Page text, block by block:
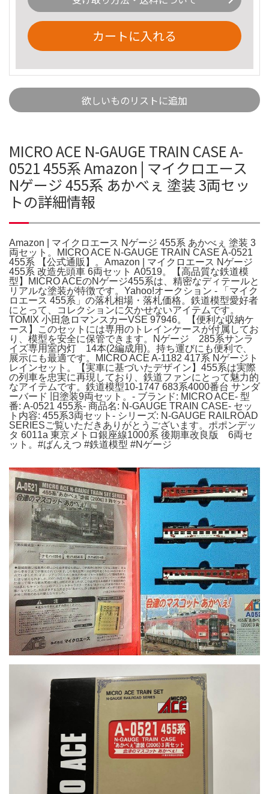
カートに入れる
欲しいものリストに追加
MICRO ACE N-GAUGE TRAIN CASE A-
0521 455系 Amazon | マイクロエース
Nゲージ 455系 あかべぇ 塗装 3両セッ
トの詳細情報
Amazon | マイクロエース Nゲージ 455系 あかべぇ 塗装 3
両セット。MICRO ACE N-GAUGE TRAIN CASE A-0521
455系 【公式通販】。Amazon | マイクロエース Nゲージ
455系 改造先頭車 6両セット A0519。【高品質な鉄道模
型】MICRO ACEのNゲージ455系は、精密なディテールと
リアルな塗装が特徴です。Yahoo!オークション - 「マイク
ロエース 455系」の落札相場・落札価格。鉄道模型愛好者
にとって、コレクションに欠かせないアイテムです。
TOMIX 小田急ロマンスカーVSE 97946。【便利な収納ケ
ース】このセットには専用のトレインケースが付属してお
り、模型を安全に保管できます。Nゲージ 285系サンラ
イズ専用室内灯 14本(2編成用)。持ち運びにも便利で、
展示にも最適です。MICRO ACE A-1182 417系 Nゲージト
レインセット。【実車に基づいたデザイン】455系は実際
の列車を忠実に再現しており、鉄道ファンにとって魅力的
なアイテムです。鉄道模型10-1747 683系4000番台 サンダ
ーバード 旧塗装9両セット。- ブランド: MICRO ACE- 型
番: A-0521 455系- 商品名: N-GAUGE TRAIN CASE- セッ
ト内容: 455系3両セット- シリーズ: N-GAUGE RAILROAD
SERIESご覧いただきありがとうございます。ポポンデッ
タ 6011a 東京メトロ銀座線1000系 後期車改良版 6両セ
ット。#ばんえつ #鉄道模型 #Nゲージ